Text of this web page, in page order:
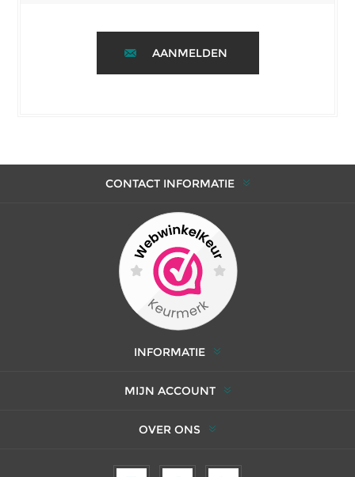
AANMELDEN
CONTACT INFORMATIE
INFORMATIE
MIJN ACCOUNT
OVER ONS